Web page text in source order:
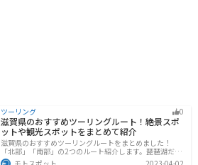
ツーリング 0
滋賀県のおすすめツーリングルート！絶景スポ
ットや観光スポットをまとめて紹介
滋賀県のおすすめツーリングルートをまとめました！
「北部」「南部」の2つのルート紹介します。琵琶湖だけ
でなく、比叡山ドライブウェイなどの山を楽しめるスポ